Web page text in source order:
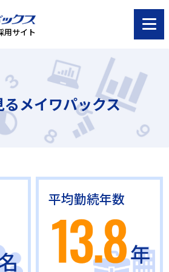
用サイト
メイワパックス
平均勤続年数